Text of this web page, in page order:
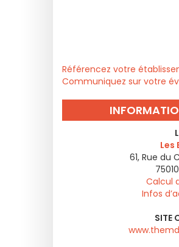
Référencez votre
Communiquez sur votre
Les
61, Rue du
75010
Calcul
Infos
SITE